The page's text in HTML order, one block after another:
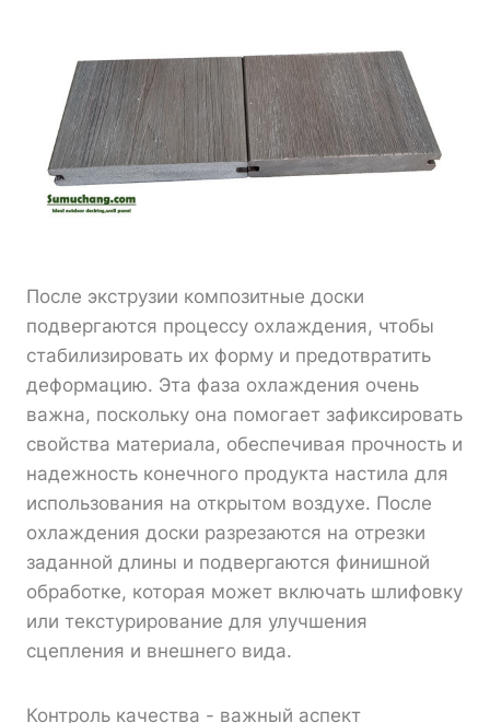
После экструзии композитные доски
подвергаются процессу охлаждения, чтобы
стабилизировать их форму и предотвратить
деформацию. Эта фаза охлаждения очень
важна, поскольку она помогает зафиксировать
свойства материала, обеспечивая прочность и
надежность конечного продукта настила для
использования на открытом воздухе. После
охлаждения доски разрезаются на отрезки
заданной длины и подвергаются финишной
обработке, которая может включать шлифовку
или текстурирование для улучшения
сцепления и внешнего вида.
Контроль качества - важный аспект